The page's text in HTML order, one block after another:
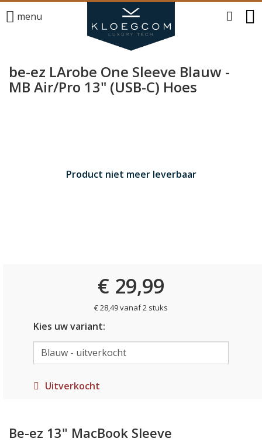
menu
be-ez LArobe One Sleeve Blauw -
MB Air/Pro 13" (USB-C) Hoes
Product niet meer leverbaar
€ 29,99
€ 28,49 vanaf 2 stuks
Kies uw variant:
Uitverkocht
Be-ez 13" MacBook Sleeve